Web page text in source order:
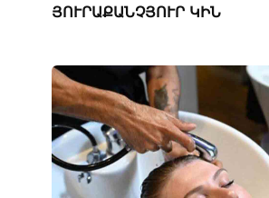
ՅՈՒՐԱՔԱՆՉՅՈՒՐ ԿԻՆ